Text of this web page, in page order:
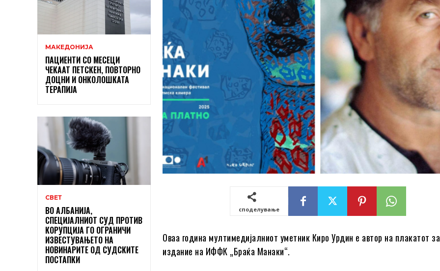
МАКЕДОНИЈА
ПАЦИЕНТИ СО МЕСЕЦИ
ЧЕКААТ ПЕТСКЕН, ПОВТОРНО
ДОЦНИ И ОНКОЛОШКАТА
ТЕРАПИЈА
СВЕТ
ВО АЛБАНИЈА,
СПЕЦИЈАЛНИОТ СУД ПРОТИВ
КОРУПЦИЈА ГО ОГРАНИЧИ
ИЗВЕСТУВАЊЕТО НА
НОВИНАРИТЕ ОД СУДСКИТЕ
ПОСТАПКИ
споделување
Оваа година мултимедијалниот уметник Киро Урдин е автор на плакатот
издание на ИФФК „Браќа Манаки“.